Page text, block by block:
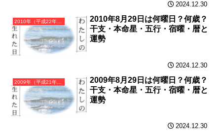
2024.12.30
2010年（平成22年）庚寅（かのえとら）・寅年（とら年）カレンダー（月曜はじまり）
2010年8月29日は何曜日？何歳？
干支・本命星・五行・宿曜・暦と
運勢
2024.12.30
2009年（平成21年）己丑（つちのとうし）・丑年（うし年）カレンダー（月曜はじまり）
2009年8月29日は何曜日？何歳？
干支・本命星・五行・宿曜・暦と
運勢
2024.12.30